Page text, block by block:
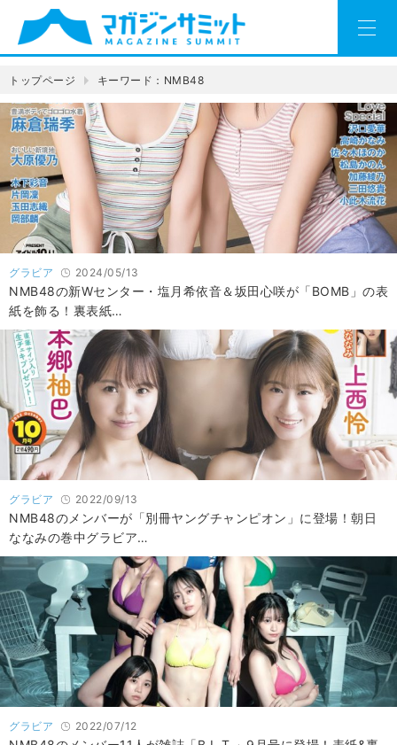
トップページ キーワード：NMB48
グラビア 2024/05/13
NMB48の新Wセンター・塩月希依音＆坂田心咲が「BOMB」の表
紙を飾る！裏表紙…
グラビア 2022/09/13
NMB48のメンバーが「別冊ヤングチャンピオン」に登場！朝日
ななみの巻中グラビア…
グラビア 2022/07/12